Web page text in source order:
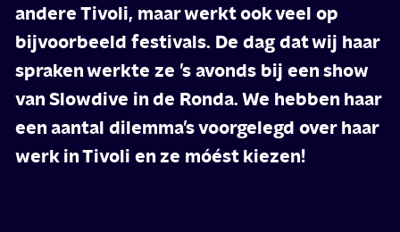
andere Tivoli, maar werkt ook veel op
bijvoorbeeld festivals. De dag dat wij haar
spraken werkte ze ’s avonds bij een show
van Slowdive in de Ronda. We hebben haar
een aantal dilemma’s voorgelegd over haar
werk in Tivoli en ze móést kiezen!